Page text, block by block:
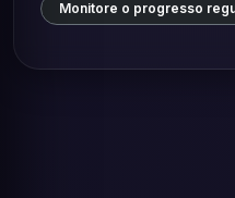
Monitore o progresso